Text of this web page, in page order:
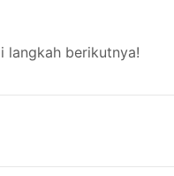
langkah berikutnya!